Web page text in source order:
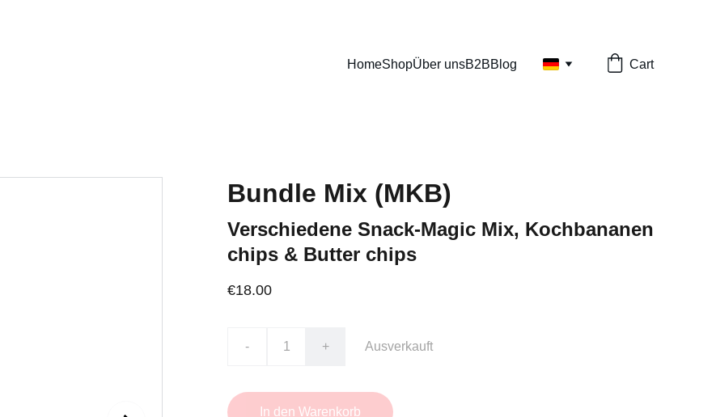
HomeShopÜber unsB2BBlog Cart
Bundle Mix (MKB)
Verschiedene Snack-Magic Mix, Kochbananen
chips & Butter chips
€18.00
- + Ausverkauft
In den Warenkorb